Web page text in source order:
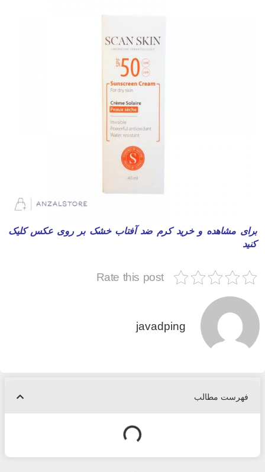
مشاهده و خرید کرم ضد آفتاب خشک بر روی عکس کلیک
Rate this post
javadping
فهرست مطالب